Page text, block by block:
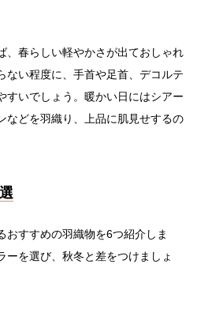
、春らしい軽やかさが出ておしゃれ
ない程度に、手首や足首、デコルテ
すいでしょう。暖かい日にはシアー
などを羽織り、上品に肌見せするの
おすすめの羽織物を6つ紹介しま
ーを選び、秋冬と差をつけましょ